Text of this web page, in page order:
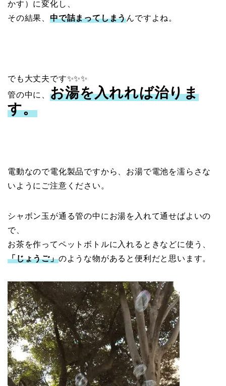
かす）に変化し、
その結果、 中で詰まってしまうんですよね。
でも大丈夫です✨✨✨
管の中に、 お湯を入れれば治りま
す。
電動なので電化製品ですから、お湯で電池を濡らさな
いようにご注意ください。
シャボン玉が通る管の中にお湯を入れて通せばよいの
で、
お茶を作ってペットボトルに入れるときなどに使う、
「じょうご」のような物があると便利だと思います。